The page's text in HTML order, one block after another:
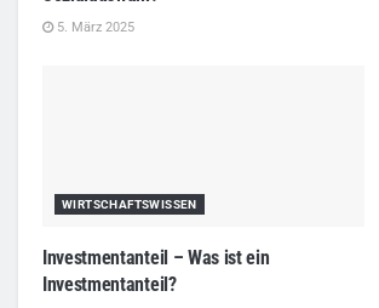
5. März 2025
WIRTSCHAFTSWISSEN
Investmentanteil – Was ist ein
Investmentanteil?